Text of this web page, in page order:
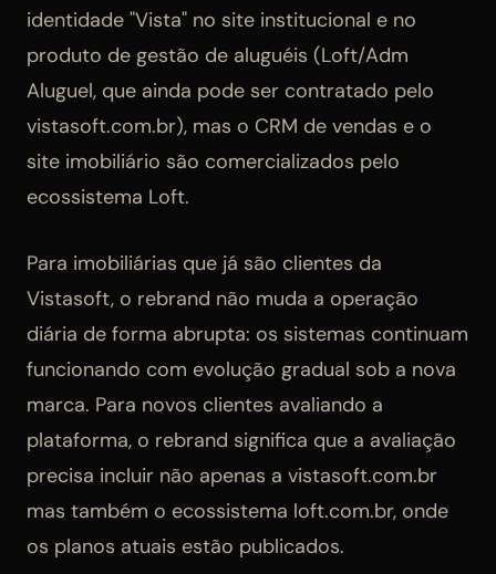
identidade "Vista" no site institucional e no
produto de gestão de aluguéis (Loft/Adm
Aluguel, que ainda pode ser contratado pelo
vistasoft.com.br), mas o CRM de vendas e o
site imobiliário são comercializados pelo
ecossistema Loft.
Para imobiliárias que já são clientes da
Vistasoft, o rebrand não muda a operação
diária de forma abrupta: os sistemas continuam
funcionando com evolução gradual sob a nova
marca. Para novos clientes avaliando a
plataforma, o rebrand significa que a avaliação
precisa incluir não apenas a vistasoft.com.br
mas também o ecossistema loft.com.br, onde
os planos atuais estão publicados.